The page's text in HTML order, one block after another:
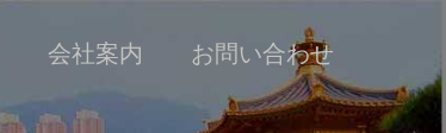
会社案内 お問い合わせ